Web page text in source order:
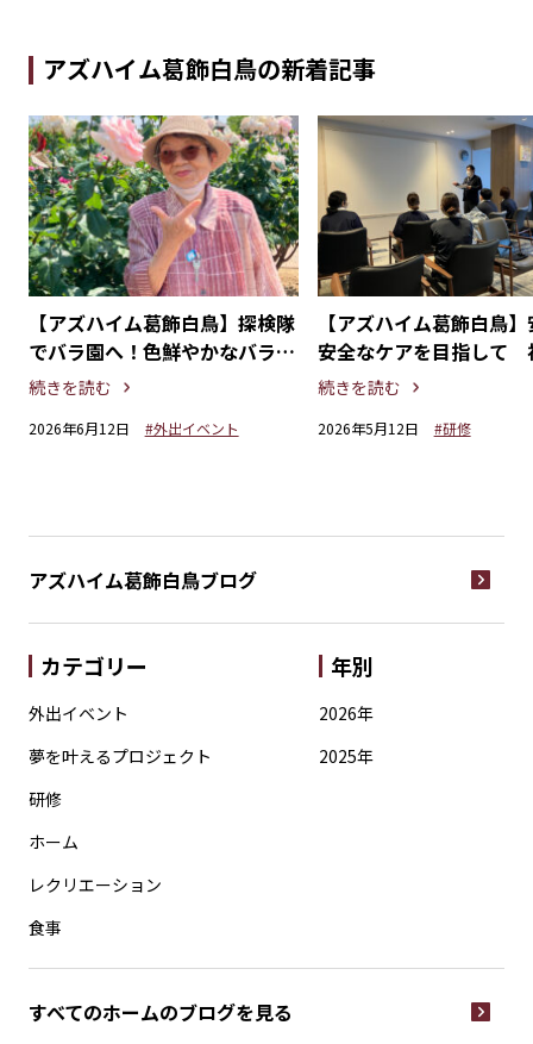
アズハイム葛飾白鳥の新着記事
【アズハイム葛飾白鳥】探検隊
でバラ園へ！色鮮やかなバラと
優しい香りに癒されて
続きを読む
2026年6月12日 #外出イベント
【アズハイム葛飾白鳥
安全なケアを目指して
具勉強会
続きを読む
2026年5月12日 #研修
アズハイム葛飾白鳥ブログ
カテゴリー
外出イベント
夢を叶えるプロジェクト
研修
ホーム
レクリエーション
食事
年別
2026年
2025年
すべてのホームのブログを見る